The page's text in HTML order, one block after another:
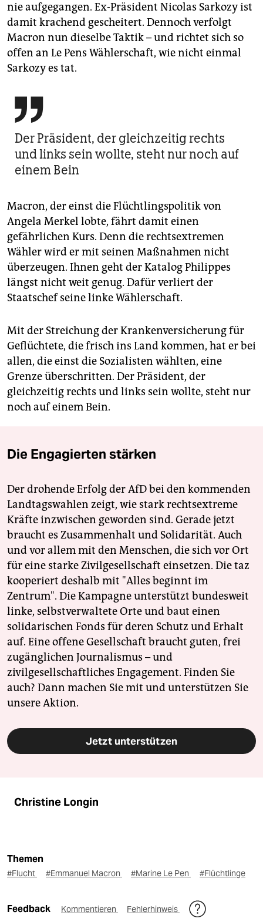
nie aufgegangen. Ex-Präsident Nicolas Sarkozy ist
damit krachend gescheitert. Dennoch verfolgt
Macron nun dieselbe Taktik – und richtet sich so
offen an Le Pens Wählerschaft, wie nicht einmal
Sarkozy es tat.

Der Präsident, der gleichzeitig rechts
und links sein wollte, steht nur noch auf
einem Bein
Macron, der einst die Flücht­lingspolitik von
Angela Merkel lobte, fährt damit einen
gefährlichen Kurs. Denn die rechtsextremen
Wähler wird er mit seinen Maßnahmen nicht
überzeugen. Ihnen geht der Katalog Philippes
längst nicht weit genug. Dafür verliert der
Staatschef seine linke Wählerschaft.
Mit der Streichung der Krankenversicherung für
Geflüchtete, die frisch ins Land kommen, hat er bei
allen, die einst die Sozialisten wählten, eine
Grenze überschritten. Der Präsident, der
gleichzeitig rechts und links sein wollte, steht nur
noch auf einem Bein.
Die Engagierten stärken
Der drohende Erfolg der AfD bei den kommenden
Landtagswahlen zeigt, wie stark rechtsextreme
Kräfte inzwischen geworden sind. Gerade jetzt
braucht es Zusammenhalt und Solidarität. Auch
und vor allem mit den Menschen, die sich vor Ort
für eine starke Zivilgesellschaft einsetzen. Die taz
kooperiert deshalb mit "Alles beginnt im
Zentrum". Die Kampagne unterstützt bundesweit
linke, selbstverwaltete Orte und baut einen
solidarischen Fonds für deren Schutz und Erhalt
auf. Eine offene Gesellschaft braucht guten, frei
zugänglichen Journalismus – und
zivilgesellschaftliches Engagement. Finden Sie
auch? Dann machen Sie mit und unterstützen Sie
unsere Aktion.
Jetzt unterstützen
Christine Longin
Themen
#Flucht #Emmanuel Macron #Marine Le Pen #Flüchtlinge
Feedback Kommentieren Fehlerhinweis